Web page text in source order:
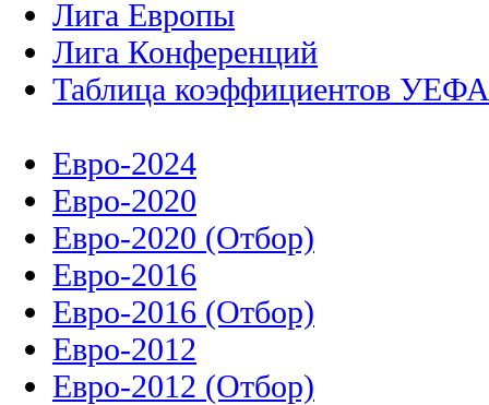
Лига Европы
Лига Конференций
Таблица коэффициентов УЕФА
Евро-2024
Евро-2020
Евро-2020 (Отбор)
Евро-2016
Евро-2016 (Отбор)
Евро-2012
Евро-2012 (Отбор)